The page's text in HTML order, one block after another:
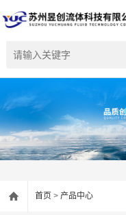
首页 > 产品中心